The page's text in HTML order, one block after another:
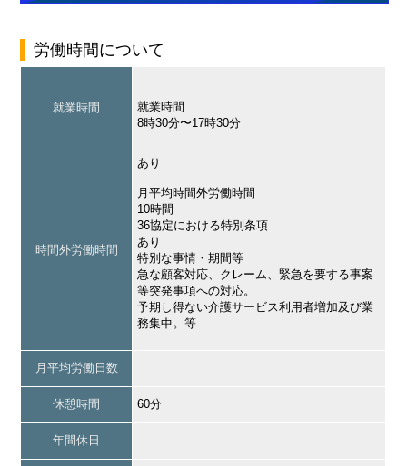
労働時間について
就業時間
就業時間
8時30分〜17時30分
時間外労働時間
あり
月平均時間外労働時間
10時間
36協定における特別条項
あり
特別な事情・期間等
急な顧客対応、クレーム、緊急を要する事案
等突発事項への対応。
予期し得ない介護サービス利用者増加及び業
務集中。等
月平均労働日数
休憩時間 60分
年間休日